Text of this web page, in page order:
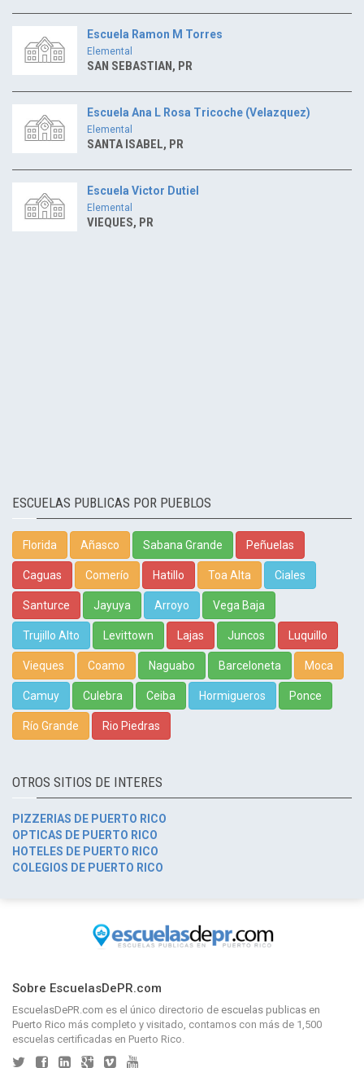
Escuela Ramon M Torres
Elemental
SAN SEBASTIAN, PR
Escuela Ana L Rosa Tricoche (Velazquez)
Elemental
SANTA ISABEL, PR
Escuela Victor Dutiel
Elemental
VIEQUES, PR
ESCUELAS PUBLICAS POR PUEBLOS
Florida Añasco Sabana Grande Peñuelas
Caguas Comerío Hatillo Toa Alta Ciales
Santurce Jayuya Arroyo Vega Baja
Trujillo Alto Levittown Lajas Juncos Luquillo
Vieques Coamo Naguabo Barceloneta Moca
Camuy Culebra Ceiba Hormigueros Ponce
Río Grande Rio Piedras
OTROS SITIOS DE INTERES
PIZZERIAS DE PUERTO RICO
OPTICAS DE PUERTO RICO
HOTELES DE PUERTO RICO
COLEGIOS DE PUERTO RICO
Sobre EscuelasDePR.com
EscuelasDePR.com es el único directorio de escuelas publicas en
Puerto Rico más completo y visitado, contamos con más de 1,500
escuelas certificadas en Puerto Rico.